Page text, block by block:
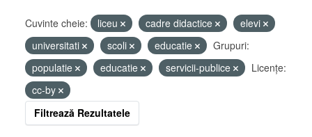
Cuvinte cheie: liceu cadre didactice
elevi
universitati
scoli educatie
Grupuri:
populatie
educatie servicii-publice
Licenţe:
cc-by
Filtrează Rezultatele